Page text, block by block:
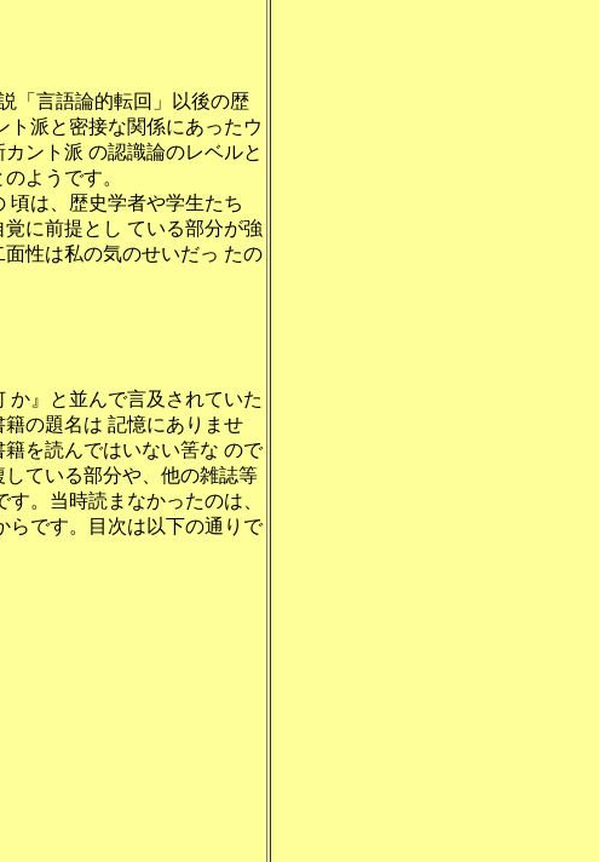
「言語論的転回」以後の歴
ト派と密接な関係にあったウ
ント派 の認識論のレベルと
ようです。
は、歴史学者や学生たち
に前提とし ている部分が強
性は私の気のせいだっ たの
か』と並んで言及されていた
の題名は 記憶にありませ
を読んではいない筈な ので
ている部分や、他の雑誌等
。当時読まなかったのは、
らです。目次は以下の通りで